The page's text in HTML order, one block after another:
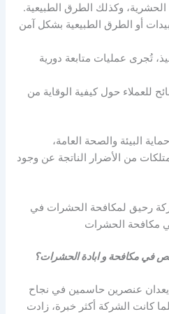
الحشرية، وكذلك الطرق الطبيعية.
أو الطرق الطبيعية بشكل آمن
تُجرى عمليات متابعة دورية
للعملاء حول كيفية الوقاية من
البيئة والصحة العامة،
من الأضرار الناتجة عن وجود
رحيق لمكافحة الحشرات في
مكافحة الحشرات
في مكافحة و ابادة الحشرات؟
عنصرين حاسمين في نجاح
كانت الشركة أكثر خبرة، زادت